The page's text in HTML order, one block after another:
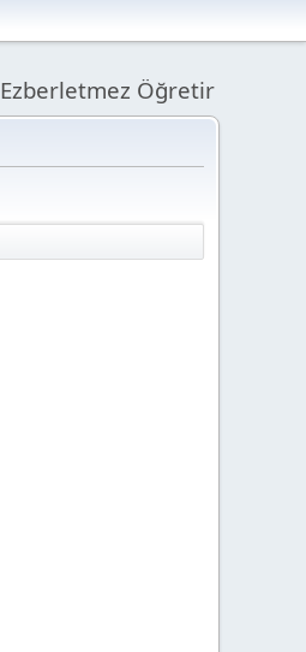
Ezberletmez Öğretir